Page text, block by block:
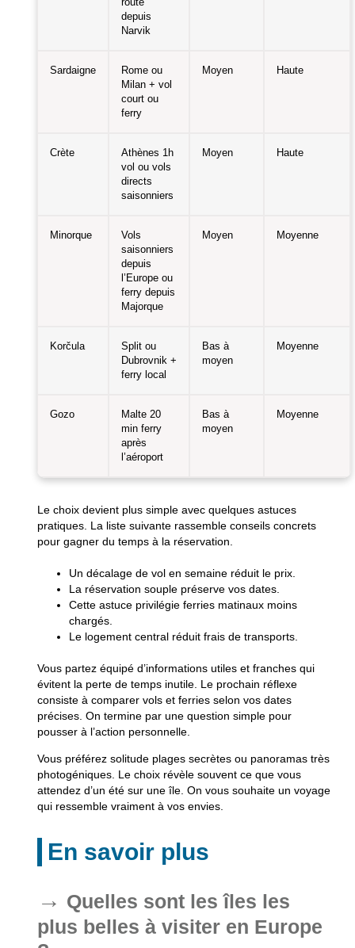
route
depuis
Narvik
Sardaigne
Rome ou
Milan + vol
court ou
ferry
Moyen Haute
Crète
Athènes 1h
vol ou vols
directs
saisonniers
Moyen Haute
Minorque
Vols
saisonniers
depuis
l’Europe ou
ferry depuis
Majorque
Moyen Moyenne
Korčula
Split ou
Dubrovnik +
ferry local
Bas à
moyen
Moyenne
Gozo
Malte 20
min ferry
après
l’aéroport
Bas à
moyen
Moyenne
Le choix devient plus simple avec quelques astuces
pratiques. La liste suivante rassemble conseils concrets
pour gagner du temps à la réservation.
Un décalage de vol en semaine réduit le prix.
La réservation souple préserve vos dates.
Cette astuce privilégie ferries matinaux moins
chargés.
Le logement central réduit frais de transports.
Vous partez équipé d’informations utiles et franches qui
évitent la perte de temps inutile. Le prochain réflexe
consiste à comparer vols et ferries selon vos dates
précises. On termine par une question simple pour
pousser à l’action personnelle.
Vous préférez solitude plages secrètes ou panoramas très
photogéniques. Le choix révèle souvent ce que vous
attendez d’un été sur une île. On vous souhaite un voyage
qui ressemble vraiment à vos envies.
En savoir plus
Quelles sont les îles les
plus belles à visiter en Europe